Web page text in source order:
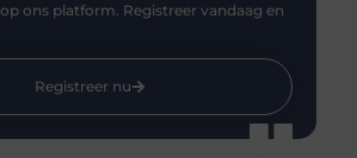
ons platform. Registreer vandaag en
Registreer nu